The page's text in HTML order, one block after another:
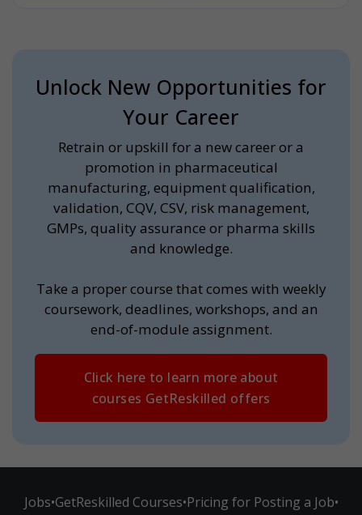
Unlock New Opportunities for
Your Career
Retrain or upskill for a new career or a
promotion in pharmaceutical
manufacturing, equipment qualification,
validation, CQV, CSV, risk management,
GMPs, quality assurance or pharma skills
and knowledge.
Take a proper course that comes with weekly
coursework, deadlines, workshops, and an
end-of-module assignment.
Click here to learn more about
courses GetReskilled offers
Jobs•GetReskilled Courses•Pricing for Posting a Job•